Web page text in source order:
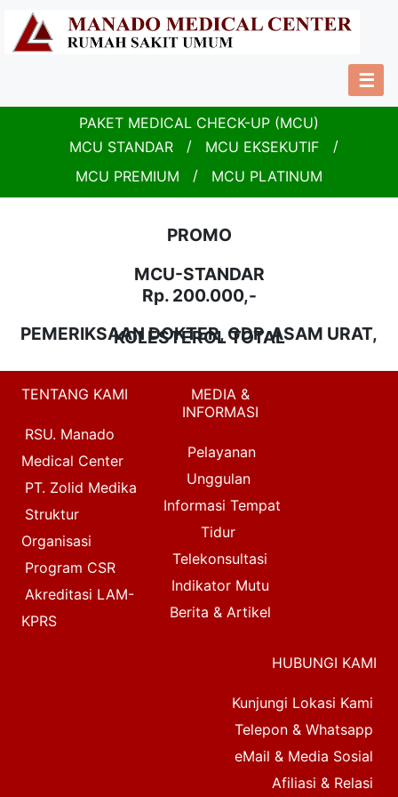
☰
PAKET MEDICAL CHECK-UP (MCU)
MCU STANDAR
/ MCU EKSEKUTIF
/
MCU PREMIUM
/ MCU PLATINUM
PROMO
MCU-STANDAR
Rp. 200.000,-
PEMERIKSAAN DOKTER, GDP, ASAM URAT,
KOLESTEROL TOTAL
TENTANG KAMI
RSU. Manado
Medical Center
PT. Zolid Medika
Struktur
Organisasi
Program CSR
Akreditasi LAM-
KPRS
MEDIA &
INFORMASI
Pelayanan
Unggulan
Informasi Tempat
Tidur
Telekonsultasi
Indikator Mutu
Berita & Artikel
HUBUNGI KAMI
Kunjungi Lokasi Kami
Telepon & Whatsapp
eMail & Media Sosial
Afiliasi & Relasi